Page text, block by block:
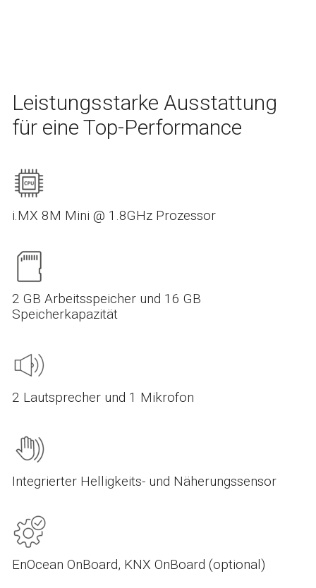
Leistungsstarke Ausstattung
für eine Top-Performance
i.MX 8M Mini @ 1.8GHz Prozessor
2 GB Arbeitsspeicher und 16 GB
Speicherkapazität
2 Lautsprecher und 1 Mikrofon
Integrierter Helligkeits- und Näherungssensor
EnOcean OnBoard, KNX OnBoard (optional)